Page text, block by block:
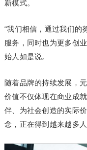
新模式。
“我们相信，通过我们的
服务，同时也为更多创
始人如是说。
随着品牌的持续发展，
价值不仅体现在商业成
伴、为社会创造的实际
念，正在得到越来越多